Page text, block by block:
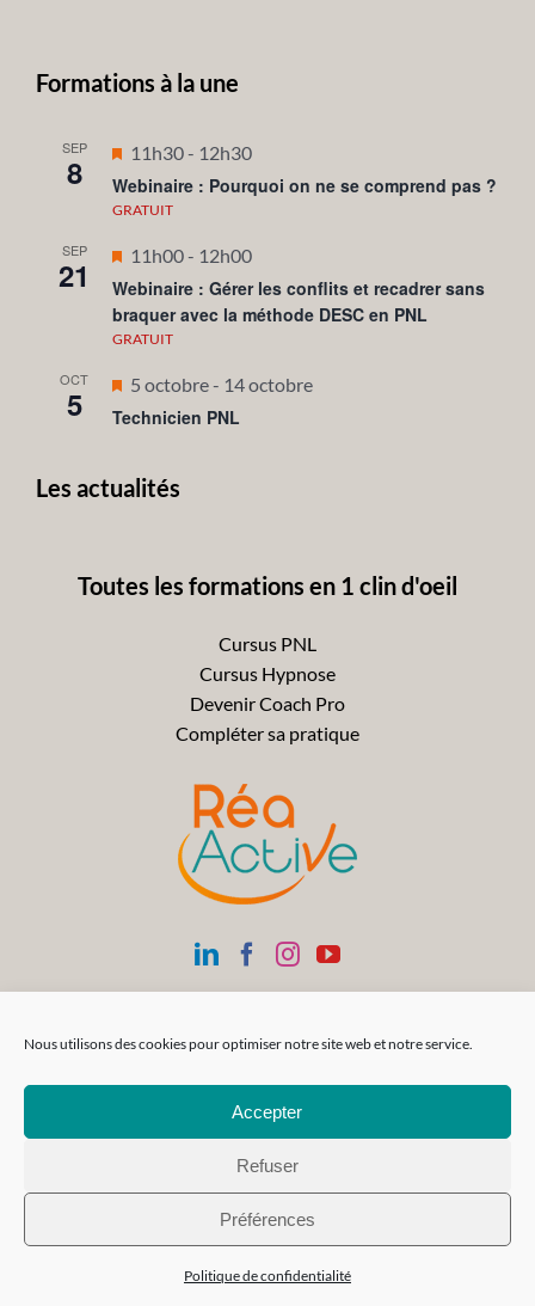
Nous utilisons des cookies pour optimiser notre site web et notre service.
Accepter
Refuser
Préférences
Politique de confidentialité
Formations à la une
SEP
8
Mis
en
avant
11h30- 12h30
Webinaire : Pourquoi on ne se comprend pas ?
GRATUIT
SEP
21
Mis
en
avant
11h00- 12h00
Webinaire : Gérer les conflits et recadrer sans
braquer avec la méthode DESC en PNL
GRATUIT
OCT
5
Mis
en
5 octobre- 14 octobre
Technicien PNL
Les actualités
Toutes les formations en 1 clin d'oeil
Cursus PNL
Cursus Hypnose
Devenir Coach Pro
Compléter sa pratique
Siège SocialSAS Réa-FormAction